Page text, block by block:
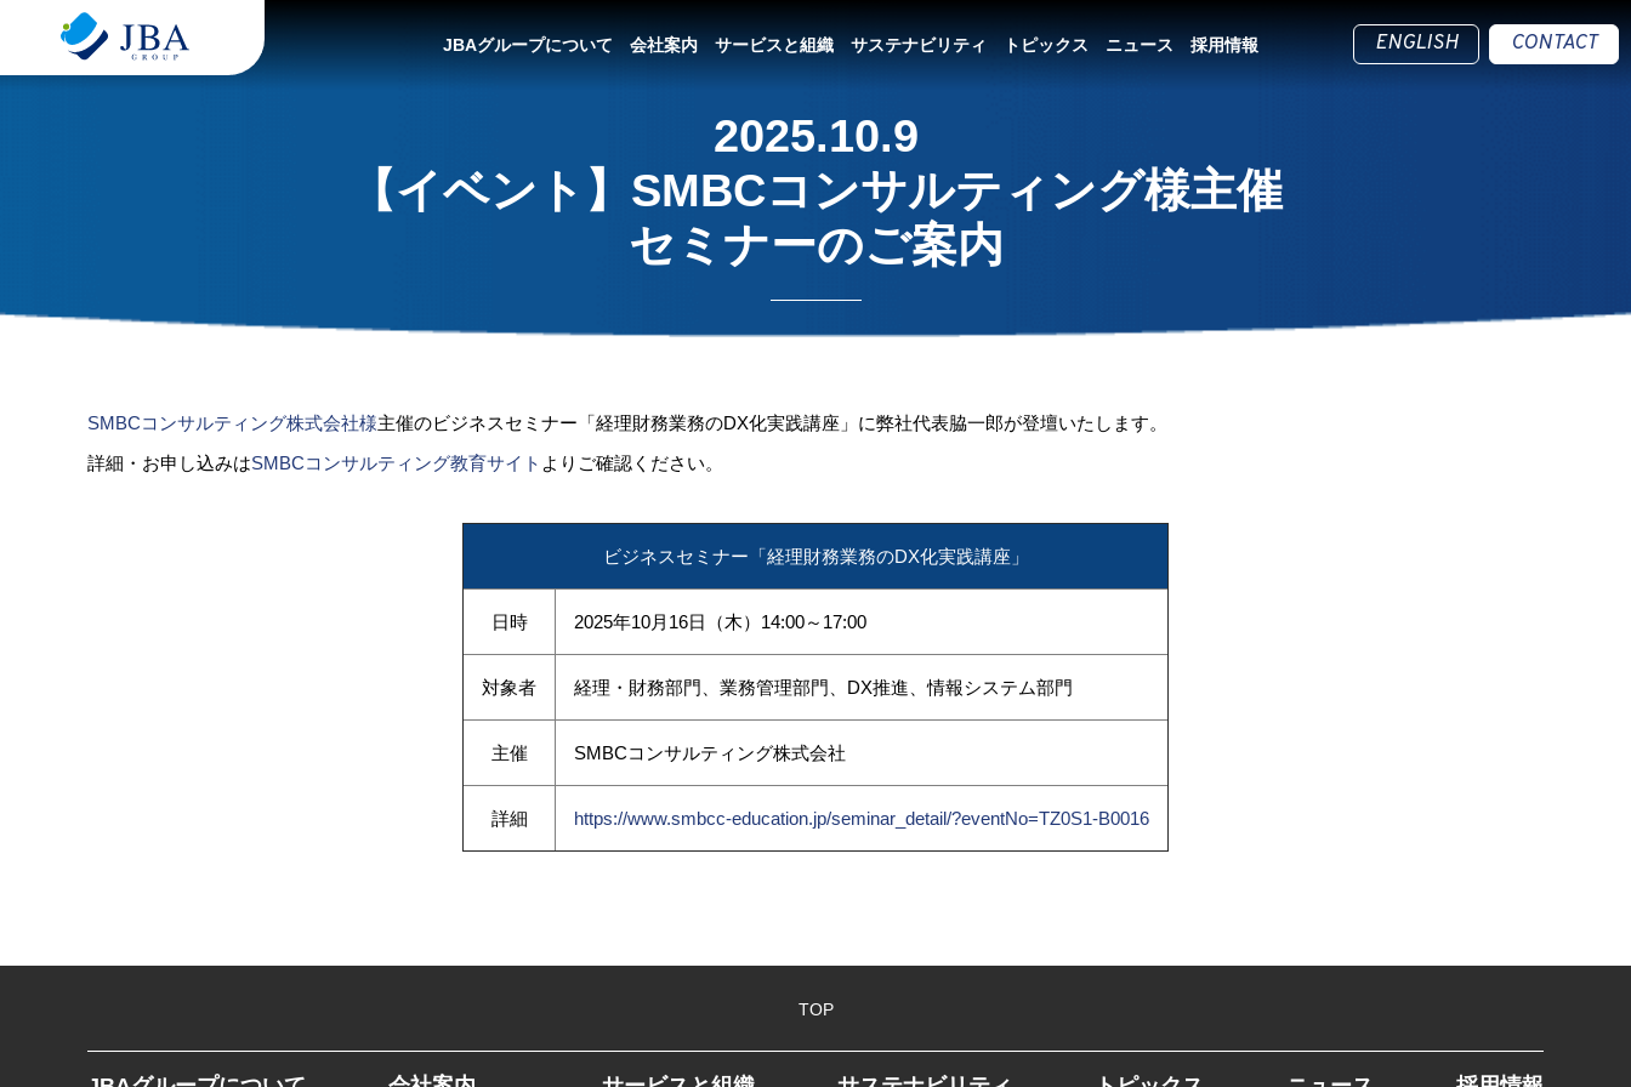
JBAグループについて 会社案内 サービスと組織 サステナビリティ トピックス ニュース 採用情報 ENGLISH CONTACT
2025.10.9
【イベント】SMBCコンサルティング様主催
セミナーのご案内
SMBCコンサルティング株式会社様主催のビジネスセミナー「経理財務業務のDX化実践講座」に弊社代表脇一郎が登壇いたします。
詳細・お申し込みはSMBCコンサルティング教育サイト よりご確認ください。
ビジネスセミナー「経理財務業務のDX化実践講座」
日時 2025年10月16日（木）14:00～17:00
対象者 経理・財務部門、業務管理部門、DX推進、情報システム部門
主催 SMBCコンサルティング株式会社
詳細 https://www.smbcc-education.jp/seminar_detail/?eventNo=TZ0S1-B0016
TOP